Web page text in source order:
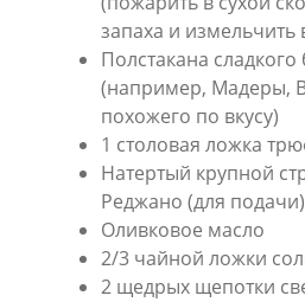
запаха и измельчить
Полстакана
(например, Мадеры,
похожего по вкусу)
1 столовая ложка
Натертый крупной
Реджано (для подачи)
Оливковое масло
2/3 чайной ложки
2 щедрых щепотки